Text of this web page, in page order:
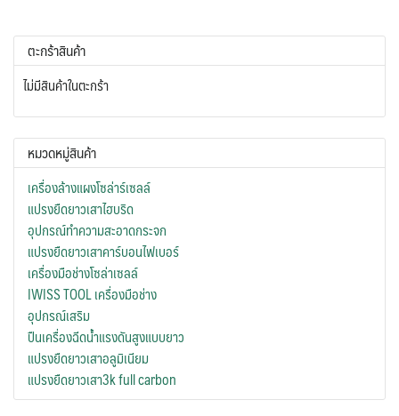
ตะกร้าสินค้า
ไม่มีสินค้าในตะกร้า
หมวดหมู่สินค้า
เครื่องล้างแผงโซล่าร์เซลล์
แปรงยืดยาวเสาไฮบริด
อุปกรณ์ทำความสะอาดกระจก
แปรงยืดยาวเสาคาร์บอนไฟเบอร์
เครื่องมือช่างโซล่าเซลล์
IWISS TOOL เครื่องมือช่าง
อุปกรณ์เสริม
ปืนเครื่องฉีดน้ำแรงดันสูงแบบยาว
แปรงยืดยาวเสาอลูมิเนียม
แปรงยืดยาวเสา3k full carbon